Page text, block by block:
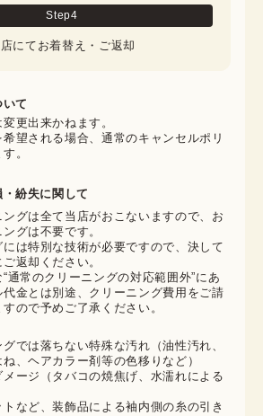
Step4
にてお着替え・ご返却
て
更出来かねます。
望される場合、通常のキャンセルポリ
。
紛失に関して
グは全て当店がおこないますので、お
グは不要です。
は特別な技術が必要ですので、決して
返却ください。
通常のクリーニングの対応範囲外”にあ
金とは別途、クリーニング費用をご請
ので予めご了承ください。
では落ちない特殊な汚れ（油性汚れ、
、ヘアカラー剤等の色移りなど）
メージ（タバコの焼焦げ、水濡れによる
トなど、装飾品による袖内側の糸の引き